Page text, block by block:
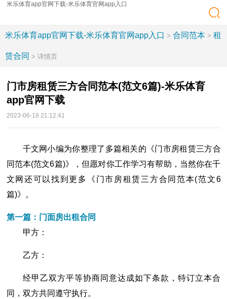
米乐体育app官网下载-米乐体育官网app入口
米乐体育app官网下载-米乐体育官网app入口 > 合同范本 > 租
赁合同 > 详情页
门市房租赁三方合同范本(范文6篇)-米乐体育
app官网下载
2023-06-18 21:12:41
千文网小编为你整理了多篇相关的《门市房租赁三方合
同范本(范文6篇)》，但愿对你工作学习有帮助，当然你在千
文网还可以找到更多《门市房租赁三方合同范本(范文6
篇)》。
第一篇：门面房出租合同
甲方：
乙方：
经甲乙双方平等协商同意达成如下条款，特订立本合
同，双方共同遵守执行。